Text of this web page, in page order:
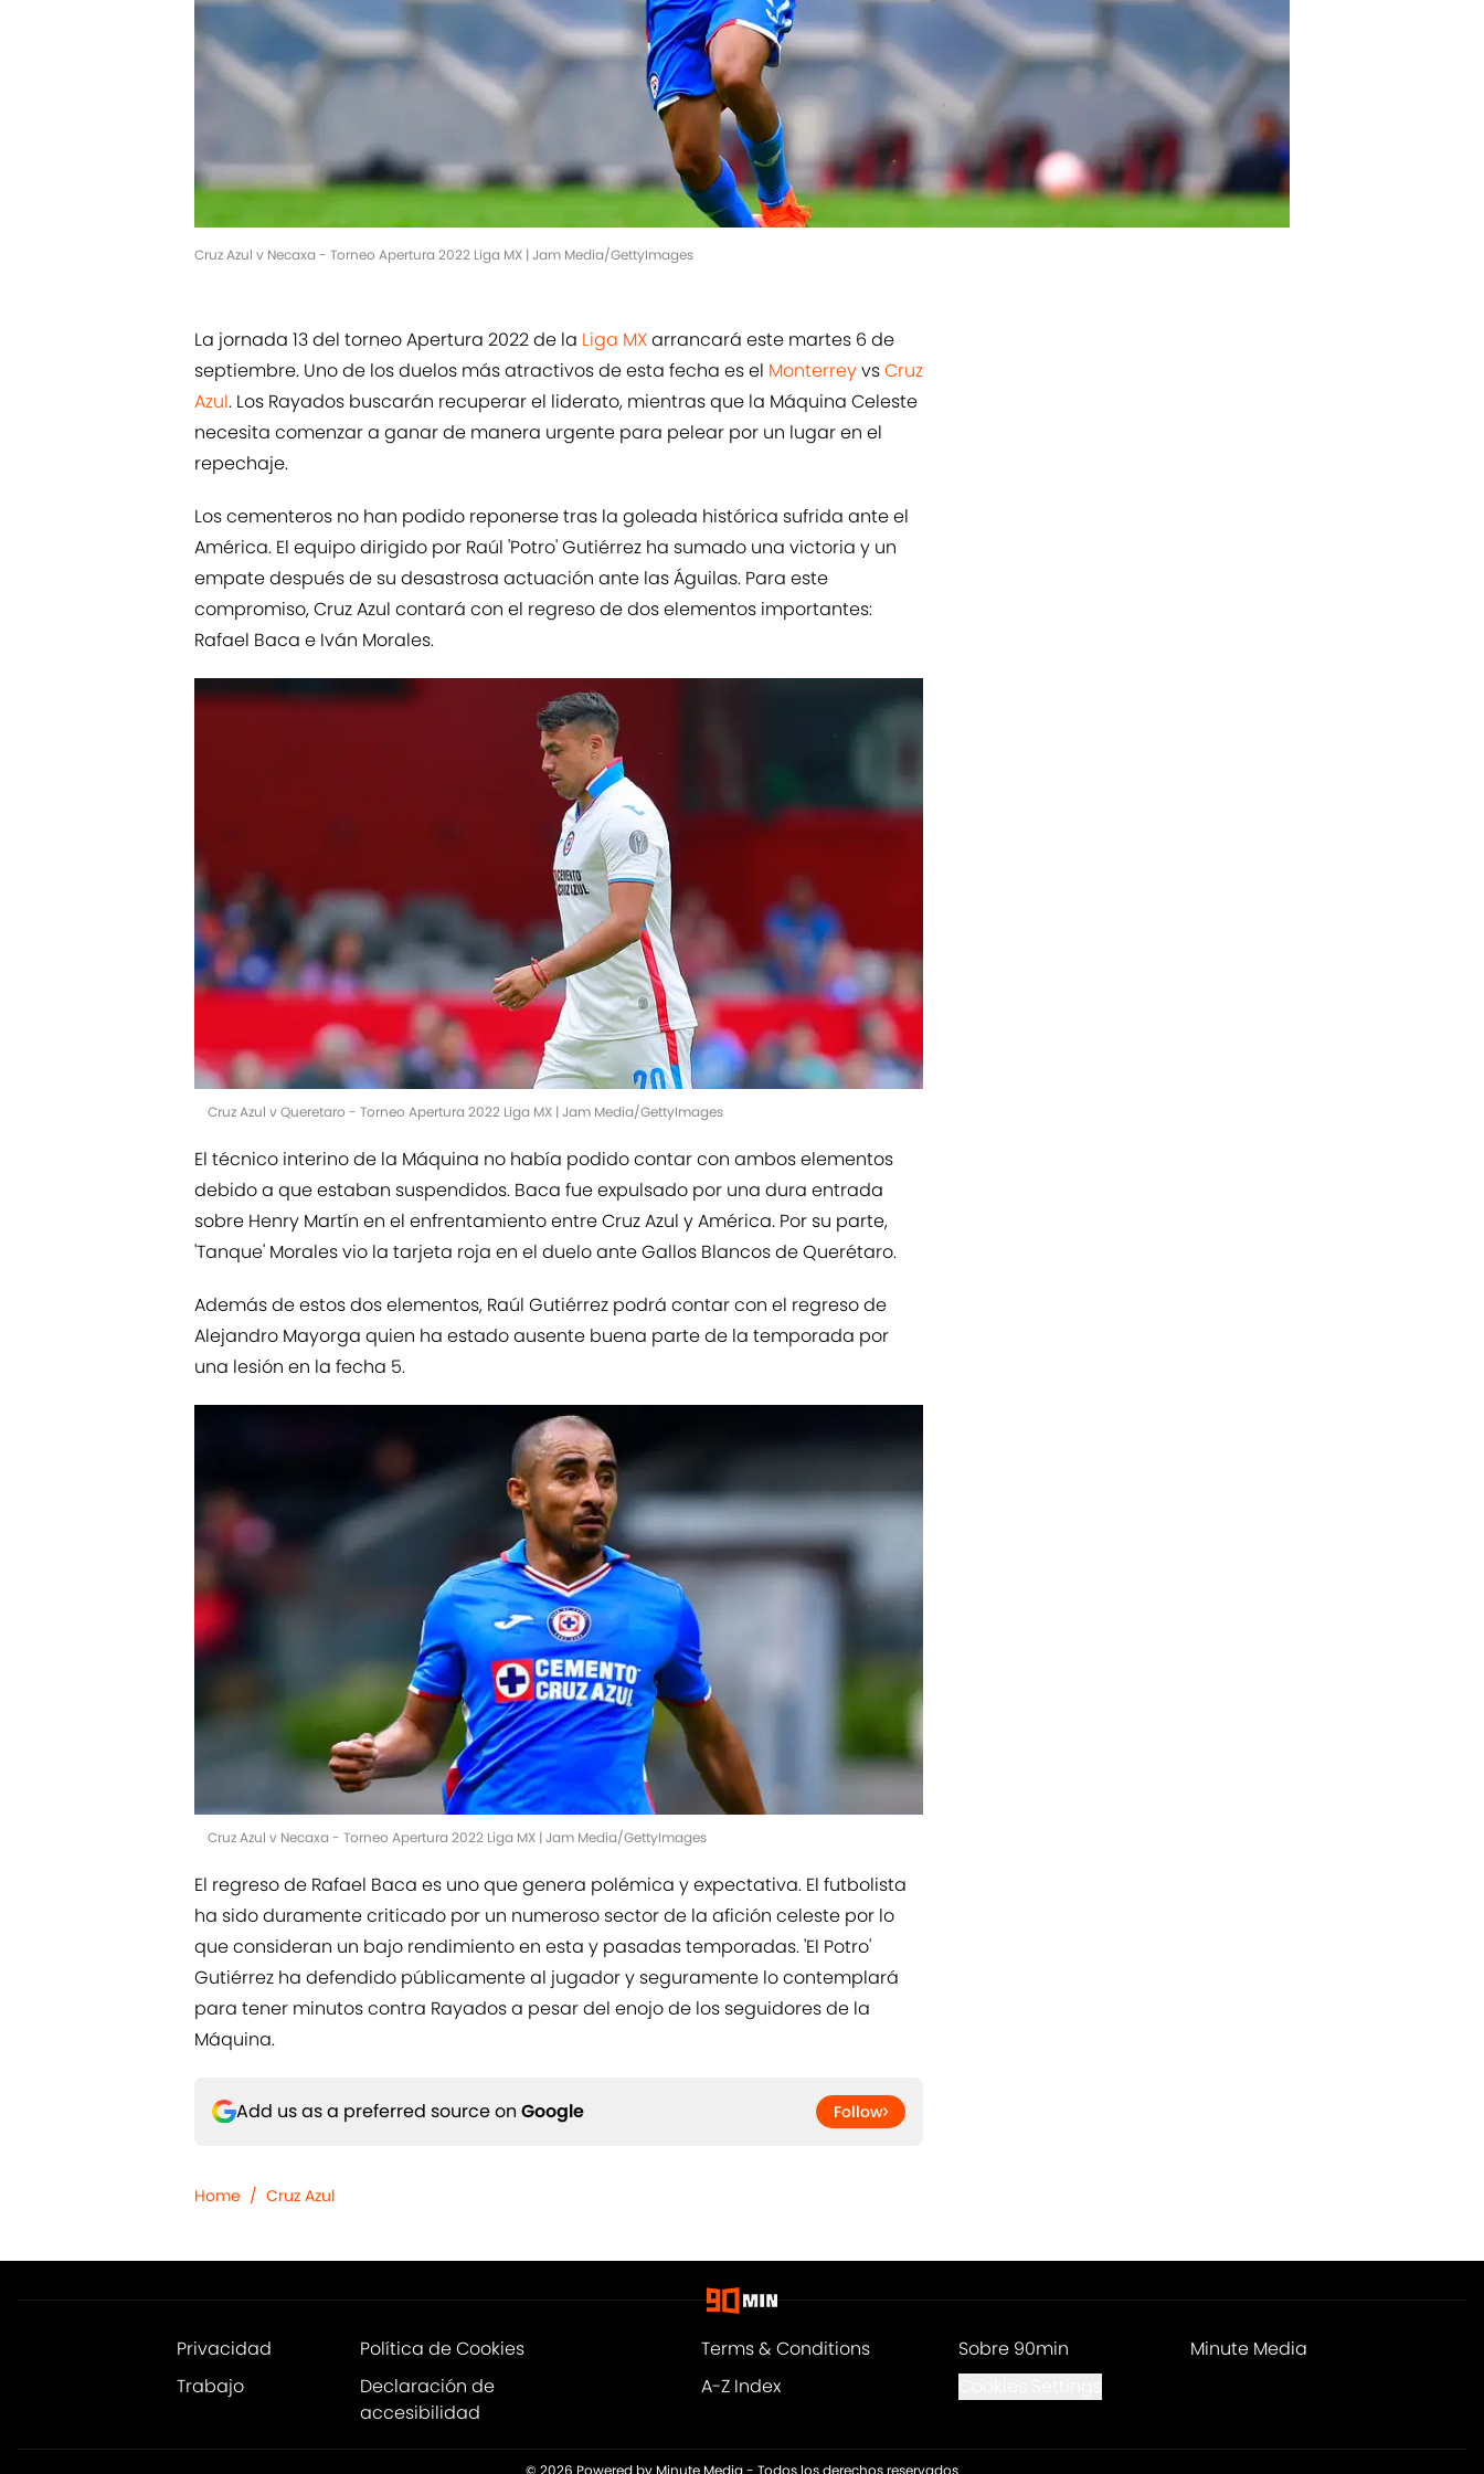
Cruz Azul v Necaxa - Torneo Apertura 2022 Liga MX | Jam Media/GettyImages
La jornada 13 del torneo Apertura 2022 de la Liga MXarrancará este martes 6 de
septiembre. Uno de los duelos más atractivos de esta fecha es el MonterreyvsCruz
Azul. Los Rayados buscarán recuperar el liderato, mientras que la Máquina Celeste
necesita comenzar a ganar de manera urgente para pelear por un lugar en el
repechaje.
Los cementeros no han podido reponerse tras la goleada histórica sufrida ante el
América. El equipo dirigido por Raúl 'Potro' Gutiérrez ha sumado una victoria y un
empate después de su desastrosa actuación ante las Águilas. Para este
compromiso, Cruz Azul contará con el regreso de dos elementos importantes:
Rafael Baca e Iván Morales.
Cruz Azul v Queretaro - Torneo Apertura 2022 Liga MX | Jam Media/GettyImages
El técnico interino de la Máquina no había podido contar con ambos elementos
debido a que estaban suspendidos. Baca fue expulsado por una dura entrada
sobre Henry Martín en el enfrentamiento entre Cruz Azul y América. Por su parte,
'Tanque' Morales vio la tarjeta roja en el duelo ante Gallos Blancos de Querétaro.
Además de estos dos elementos, Raúl Gutiérrez podrá contar con el regreso de
Alejandro Mayorga quien ha estado ausente buena parte de la temporada por
una lesión en la fecha 5.
Cruz Azul v Necaxa - Torneo Apertura 2022 Liga MX | Jam Media/GettyImages
El regreso de Rafael Baca es uno que genera polémica y expectativa. El futbolista
ha sido duramente criticado por un numeroso sector de la afición celeste por lo
que consideran un bajo rendimiento en esta y pasadas temporadas. 'El Potro'
Gutiérrez ha defendido públicamente al jugador y seguramente lo contemplará
para tener minutos contra Rayados a pesar del enojo de los seguidores de la
Máquina.
Add us as a preferred source on Google Follow
Home / Cruz Azul
Privacidad Política de Cookies Terms & Conditions Sobre 90min
Minute Media
Trabajo
Declaración de
accesibilidad
A-Z Index
© 2026 Powered by Minute Media- Todos los derechos reservados